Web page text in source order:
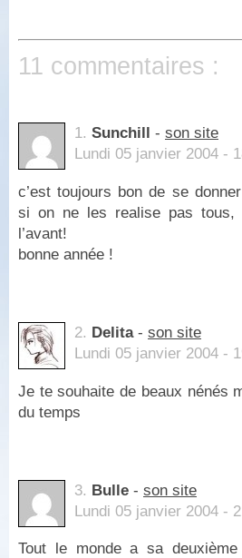
11 commentaires :
1. Sunchill - son site
Lundi 05 janvier 2004 -
c’est toujours bon de se
si on ne les realise pas tous,
l’avant!
bonne année !
2. Delita- son site
Lundi 05 janvier 2004 -
Je te souhaite de beaux nénés
du temps
3. Bulle - son site
Lundi 05 janvier 2004 -
Tout le monde a sa